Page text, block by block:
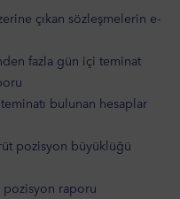
çıkan sözleşmelerin e-
fazla gün içi teminat
bulunan hesaplar
pozisyon büyüklüğü
pozisyon raporu